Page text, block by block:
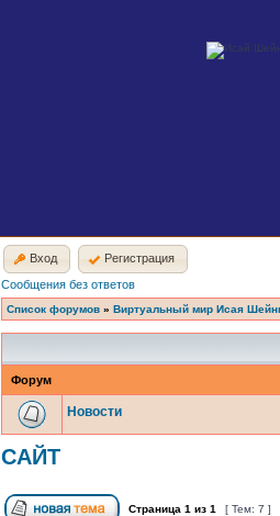
Вход Регистрация
Сообщения без ответов
Список форумов » Виртуальный мир Исая
Форум
Новости
САЙТ
Страница 1 из 1 [ Тем: 7 ]